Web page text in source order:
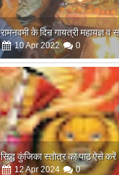
सिद्ध कुंजिका स्तोत्र का पाठ ऐसे करें
12Apr 2024 0
स्त्रियां गुरु क्यों नही बन सकती
28Apr 2022 0